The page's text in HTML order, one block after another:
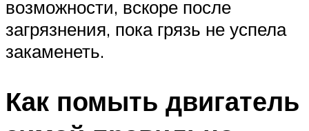
возможности, вскоре после
загрязнения, пока грязь не успела
закаменеть.
Как помыть двигатель